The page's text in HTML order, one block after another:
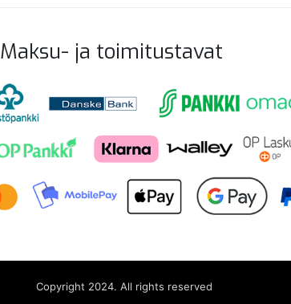
Maksu- ja toimitustavat
Copyright 2024. All rights reserved